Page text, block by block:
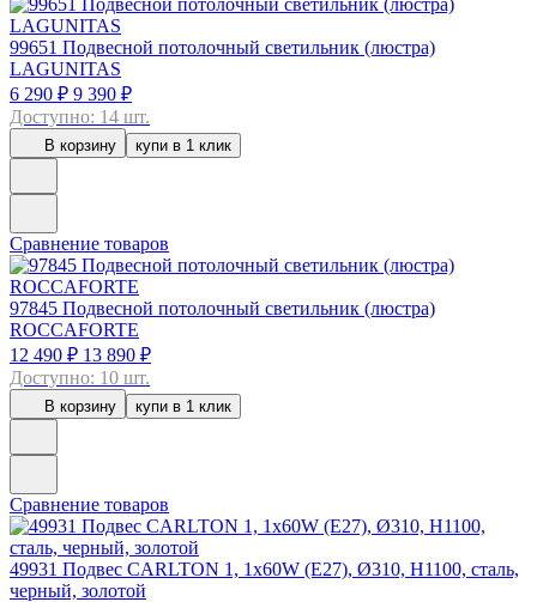
99651 Подвесной потолочный светильник (люстра)
LAGUNITAS
6 290 ₽ 9 390 ₽
Доступно: 14 шт.
В корзину купи в 1 клик
Сравнение товаров
97845 Подвесной потолочный светильник (люстра)
ROCCAFORTE
12 490 ₽ 13 890 ₽
Доступно: 10 шт.
В корзину купи в 1 клик
Сравнение товаров
49931 Подвес CARLTON 1, 1x60W (E27), Ø310, H1100, сталь,
черный, золотой